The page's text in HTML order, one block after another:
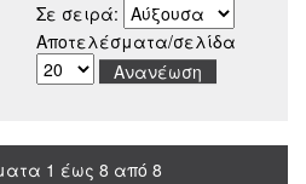
Σε σειρά:
Αποτελέσματα/σελίδα
1 έως 8 από 8